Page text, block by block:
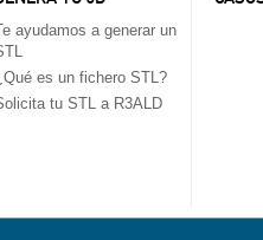
ayudamos a generar un
es un fichero STL?
tu STL a R3ALD